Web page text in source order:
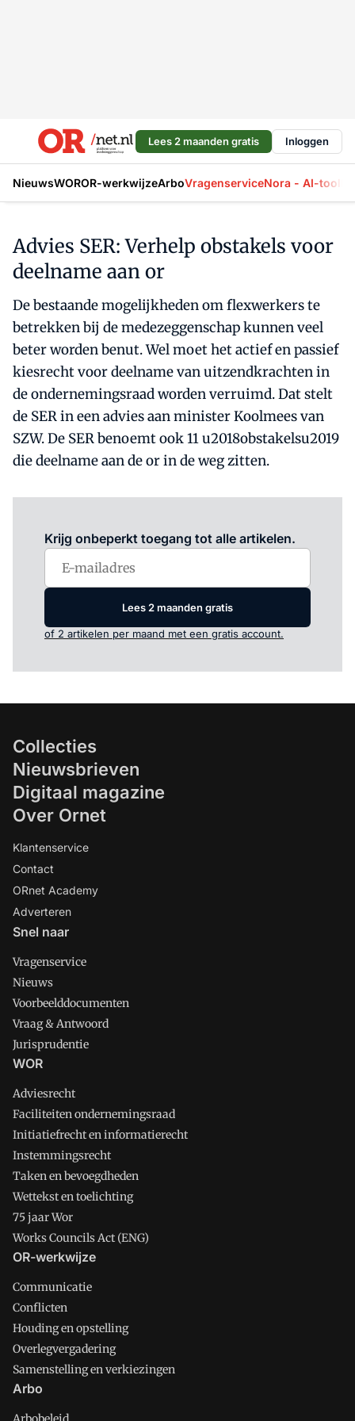
Lees 2 maanden gratis Inloggen
NieuwsWOROR-werkwijzeArboVragenserviceNora - AI-tool
Advies SER: Verhelp obstakels voor
deelname aan or
De bestaande mogelijkheden om flexwerkers te
betrekken bij de medezeggenschap kunnen veel
beter worden benut. Wel moet het actief en passief
kiesrecht voor deelname van uitzendkrachten in
de ondernemingsraad worden verruimd. Dat stelt
de SER in een advies aan minister Koolmees van
SZW. De SER benoemt ook 11 u2018obstakelsu2019
die deelname aan de or in de weg zitten.
Krijg onbeperkt toegang tot alle artikelen.
Lees 2 maanden gratis
of 2 artikelen per maand met een gratis account.
Collecties
Nieuwsbrieven
Digitaal magazine
Over Ornet
Klantenservice
Contact
ORnet Academy
Adverteren
Snel naar
Vragenservice
Nieuws
Voorbeelddocumenten
Vraag & Antwoord
Jurisprudentie
WOR
Adviesrecht
Faciliteiten ondernemingsraad
Initiatiefrecht en informatierecht
Instemmingsrecht
Taken en bevoegdheden
Wettekst en toelichting
75 jaar Wor
Works Councils Act (ENG)
OR-werkwijze
Communicatie
Conflicten
Houding en opstelling
Overlegvergadering
Samenstelling en verkiezingen
Arbo